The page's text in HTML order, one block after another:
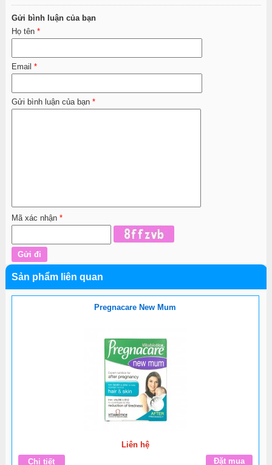
Gửi bình luận của bạn
Họ tên *
Email *
Gửi bình luận của bạn *
Mã xác nhận *
Sản phẩm liên quan
Pregnacare New Mum
Liên hệ
Chi tiết
Đặt mua